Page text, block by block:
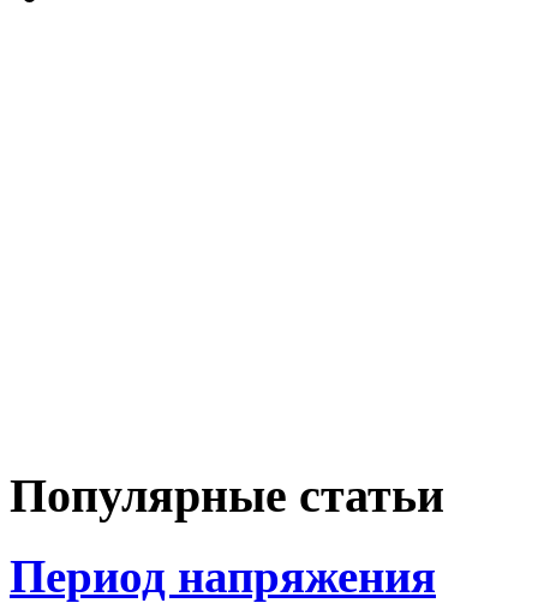
Популярные статьи
Период напряжения